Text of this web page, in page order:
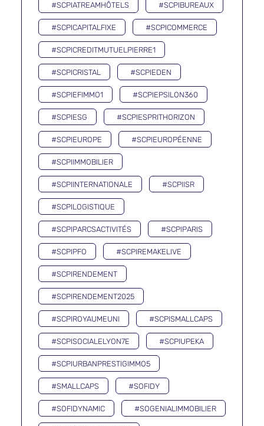
#SCPIATREAMHÔTELS #SCPIBUREAUX
#SCPICAPITALFIXE #SCPICOMMERCE
#SCPICREDITMUTUELPIERRE1
#SCPICRISTAL #SCPIEDEN
#SCPIEFIMMO1 #SCPIEPSILON360
#SCPIESG #SCPIESPRITHORIZON
#SCPIEUROPE #SCPIEUROPÉENNE
#SCPIIMMOBILIER
#SCPIINTERNATIONALE #SCPIISR
#SCPILOGISTIQUE
#SCPIPARCSACTIVITÉS #SCPIPARIS
#SCPIPFO #SCPIREMAKELIVE
#SCPIRENDEMENT
#SCPIRENDEMENT2025
#SCPIROYAUMEUNI #SCPISMALLCAPS
#SCPISOCIALELYON7E #SCPIUPEKA
#SCPIURBANPRESTIGIMMO5
#SMALLCAPS #SOFIDY
#SOFIDYNAMIC #SOGENIALIMMOBILIER